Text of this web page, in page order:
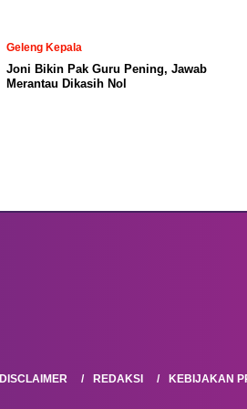
Geleng Kepala
Joni Bikin Pak Guru Pening, Jawab
Merantau Dikasih Nol
DISCLAIMER REDAKSI KEBIJAKAN